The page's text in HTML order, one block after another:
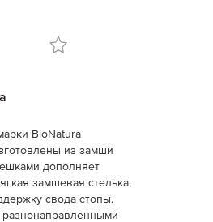
BioNatura
из замши
дополняет
замшевая стелька,
свода стопы.